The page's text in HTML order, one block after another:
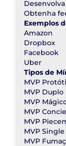
Obtenha
Exemplos
Amazon
Dropbox
Facebook
Uber
Tipos de
MVP
MVP Duplo
MVP
MVP
MVP
MVP
MVP